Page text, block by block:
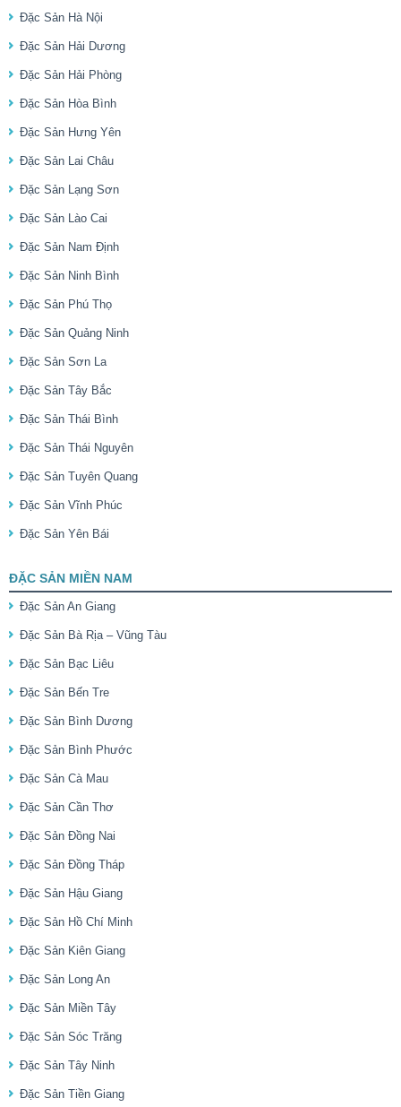
Đặc Sản Hà Nội
Đặc Sản Hải Dương
Đặc Sản Hải Phòng
Đặc Sản Hòa Bình
Đặc Sản Hưng Yên
Đặc Sản Lai Châu
Đặc Sản Lạng Sơn
Đặc Sản Lào Cai
Đặc Sản Nam Định
Đặc Sản Ninh Bình
Đặc Sản Phú Thọ
Đặc Sản Quảng Ninh
Đặc Sản Sơn La
Đặc Sản Tây Bắc
Đặc Sản Thái Bình
Đặc Sản Thái Nguyên
Đặc Sản Tuyên Quang
Đặc Sản Vĩnh Phúc
Đặc Sản Yên Bái
ĐẶC SẢN MIỀN NAM
Đặc Sản An Giang
Đặc Sản Bà Rịa – Vũng Tàu
Đặc Sản Bạc Liêu
Đặc Sản Bến Tre
Đặc Sản Bình Dương
Đặc Sản Bình Phước
Đặc Sản Cà Mau
Đặc Sản Cần Thơ
Đặc Sản Đồng Nai
Đặc Sản Đồng Tháp
Đặc Sản Hậu Giang
Đặc Sản Hồ Chí Minh
Đặc Sản Kiên Giang
Đặc Sản Long An
Đặc Sản Miền Tây
Đặc Sản Sóc Trăng
Đặc Sản Tây Ninh
Đặc Sản Tiền Giang